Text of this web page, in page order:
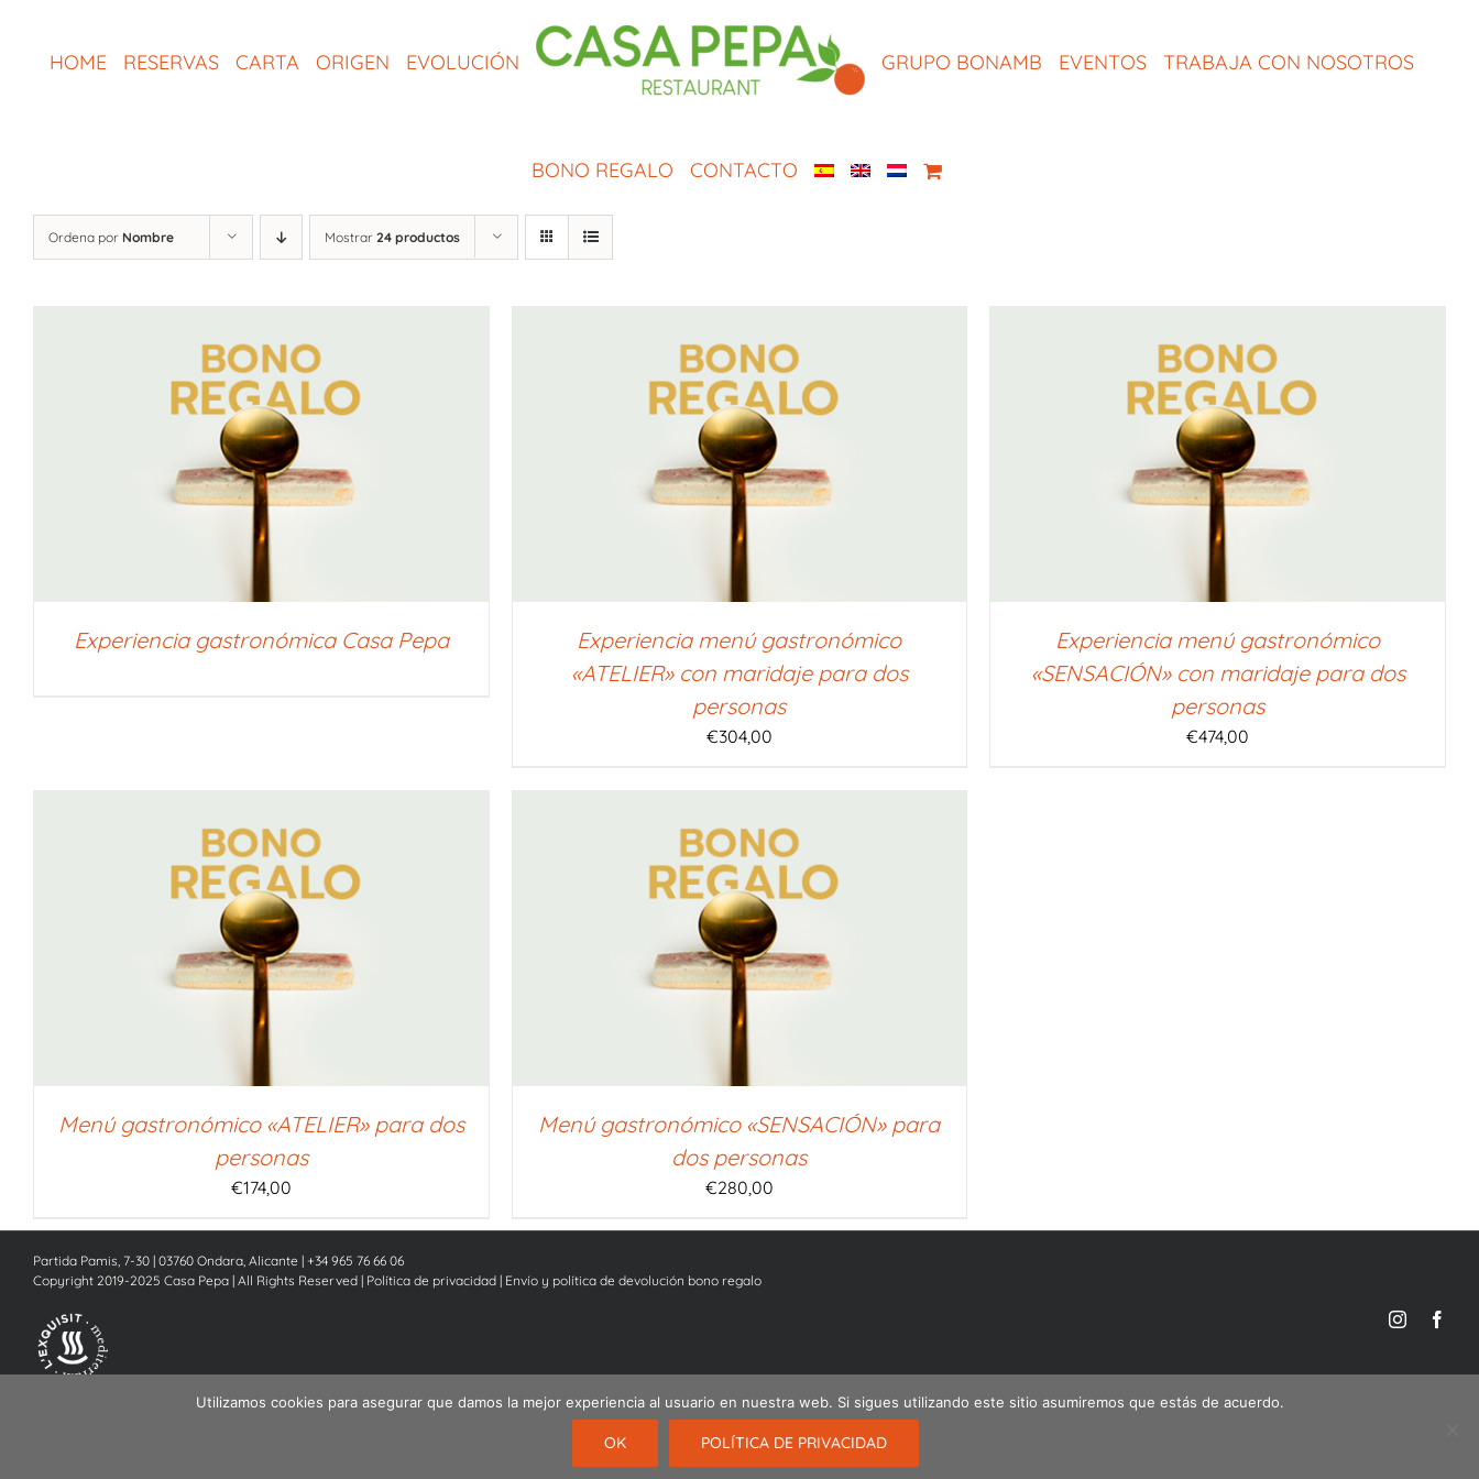
contenidoHOME RESERVAS CARTA ORIGEN EVOLUCIÓN GRUPO BONAMB EVENTOS TRABAJA CON NOSOTROS
BONO REGALO CONTACTO
Ordena por Nombre Mostrar 24 productos
Experiencia gastronómica Casa Pepa
SELECCIONAR IMPORTE
Experiencia menú gastronómico
«ATELIER» con maridaje para dos
personas
€304,00
SELECCIONAR IMPORTE
Experiencia menú gastronómico
«SENSACIÓN» con maridaje para dos
personas
€474,00
Menú gastronómico «ATELIER» para dos
personas
€174,00
SELECCIONAR IMPORTE
Menú gastronómico «SENSACIÓN» para
dos personas
€280,00
Partida Pamis, 7-30 | 03760 Ondara, Alicante | +34 965 76 66 06
Copyright 2019-2025 Casa Pepa | All Rights Reserved | Política de privacidad | Envío y política de devolución bono regalo
Instagram
Español English Nederlands
Utilizamos cookies para asegurar que damos la mejor experiencia al usuario en nuestra web. Si sigues utilizando este sitio asumiremos que estás de acuerdo.
OK POLÍTICA DE PRIVACIDAD